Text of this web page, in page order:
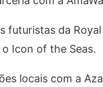
futuristas da
Icon of the Seas.
locais com a